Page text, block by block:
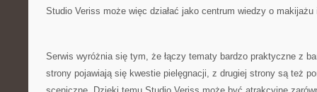
Studio Veriss może więc działać jako centrum wiedzy o
Serwis wyróżnia się tym, że łączy tematy bardzo praktyczne z
strony pojawiają się kwestie pielęgnacji, z drugiej strony są też